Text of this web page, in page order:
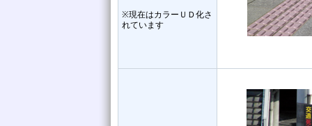
※現在はカラーＵＤ化さ
れています